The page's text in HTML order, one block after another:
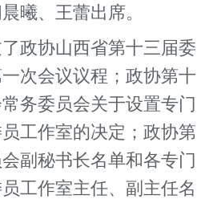
曦、王蕾出席。
协山西省第十三届委
次会议议程；政协第十
务委员会关于设置专门
工作室的决定；政协第
副秘书长名单和各专门
工作室主任、副主任名